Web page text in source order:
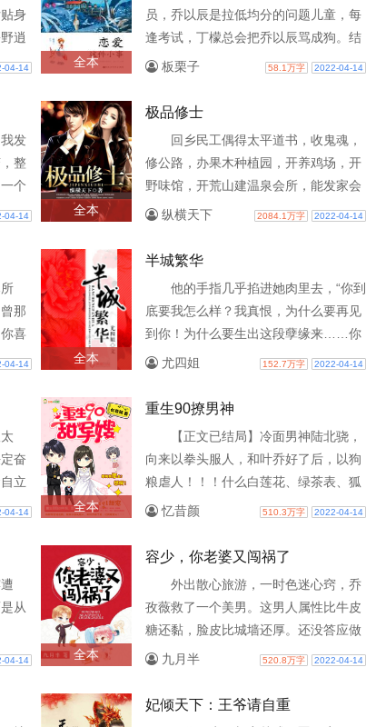
身
逍
04-14 全本
员，乔以辰是拉低均分的问题儿童，每
逢考试，丁檬总会把乔以辰骂成狗。结
婚后，丁檬是刚入行的新人小歌手，乔
板栗子 58.1万字 2022-04-14
发
整
个
具
04-14 全本
极品修士
回乡民工偶得太平道书，收鬼魂，
修公路，办果木种植园，开养鸡场，开
野味馆，开荒山建温泉会所，能发家会
致富，带领乡亲们走上富贵路。食病鬼
纵横天下 2084.1万字 2022-04-14
那
喜
的
04-14 全本
半城繁华
他的手指几乎掐进她肉里去，“你到
底要我怎么样？我真恨，为什么要再见
到你！为什么要生出这段孽缘来……你
放过我吧，我已经精疲力尽了。”她的头
尤四姐 152.7万字 2022-04-14
奋
立
弟
04-14 全本
重生90撩男神
【正文已结局】冷面男神陆北骁，
向来以拳头服人，和叶乔好了后，以狗
粮虐人！！！什么白莲花、绿茶表、狐
狸精，男二、男三、男四…通通被狗粮
忆昔颜 510.3万字 2022-04-14
从
04-14 全本
容少，你老婆又闯祸了
外出散心旅游，一时色迷心窍，乔
孜薇救了一个美男。这男人属性比牛皮
糖还黏，脸皮比城墙还厚。还没答应做
他女朋友，就让她做他的女人。刚答应
九月半 520.8万字 2022-04-14
妃倾天下：王爷请自重